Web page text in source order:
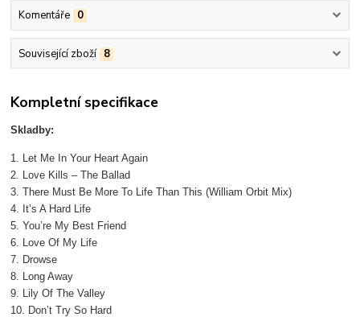
Komentáře 0
Související zboží 8
Kompletní specifikace
Skladby:
1. Let Me In Your Heart Again
2. Love Kills – The Ballad
3. There Must Be More To Life Than This (William Orbit Mix)
4. It’s A Hard Life
5. You’re My Best Friend
6. Love Of My Life
7. Drowse
8. Long Away
9. Lily Of The Valley
10. Don’t Try So Hard